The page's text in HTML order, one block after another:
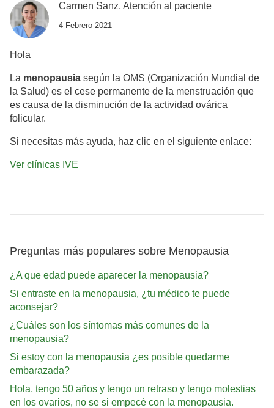
Carmen Sanz, Atención al paciente
4 Febrero 2021
Hola
La menopausia según la OMS (Organización Mundial de
la Salud) es el cese permanente de la menstruación que
es causa de la disminución de la actividad ovárica
folicular.
Si necesitas más ayuda, haz clic en el siguiente enlace:
Ver clínicas IVE
Preguntas más populares sobre Menopausia
¿A que edad puede aparecer la menopausia?
Si entraste en la menopausia, ¿tu médico te puede
aconsejar?
¿Cuáles son los síntomas más comunes de la
menopausia?
Si estoy con la menopausia ¿es posible quedarme
embarazada?
Hola, tengo 50 años y tengo un retraso y tengo molestias
en los ovarios, no se si empecé con la menopausia.